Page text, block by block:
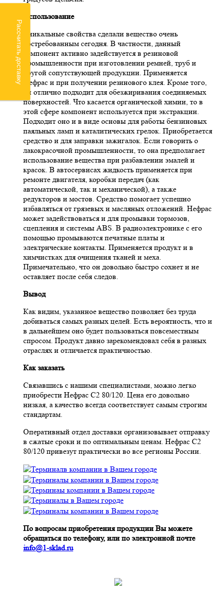
Использование
Уникальные свойства сделали вещество очень
востребованным сегодня. В частности, данный
компонент активно задействуется в резиновой
промышленности при изготовлении ремней, труб и
другой сопутствующей продукции. Применяется
Нефрас и при получении резинового клея. Кроме того,
он отлично подходит для обезжиривания соединяемых
поверхностей. Что касается органической химии, то в
этой сфере компонент используется при экстракции.
Подходит оно и в виде основы для работы бензиновых
паяльных ламп и каталитических грелок. Приобретается
средство и для заправки зажигалок. Если говорить о
лакокрасочной промышленности, то она предполагает
использование вещества при разбавлении эмалей и
красок. В автосервисах жидкость применяется при
ремонте двигателя, коробки передач (как
автоматической, так и механической), а также
редукторов и мостов. Средство помогает успешно
избавляться от грязевых и масляных отложений. Нефрас
может задействоваться и для промывки тормозов,
сцепления и системы ABS. В радиоэлектронике с его
помощью промываются печатные платы и
электрические контакты. Применяется продукт и в
химчистках для очищения тканей и меха.
Примечательно, что он довольно быстро сохнет и не
оставляет после себя следов.
Вывод
Как видим, указанное вещество позволяет без труда
добиваться самых разных целей. Есть вероятность, что и
в дальнейшем оно будет пользоваться повсеместным
спросом. Продукт давно зарекомендовал себя в разных
отраслях и отличается практичностью.
Как заказать
Связавшись с нашими специалистами, можно легко
приобрести Нефрас С2 80/120. Цена его довольно
низкая, а качество всегда соответствует самым строгим
стандартам.
Оперативный отдел доставки организовывает отправку
в сжатые сроки и по оптимальным ценам. Нефрас С2
80/120 привезут практически во все регионы России.
По вопросам приобретения продукции Вы можете
обращаться по телефону, или по электронной почте
info@1-sklad.ru
Рассчитать доставку